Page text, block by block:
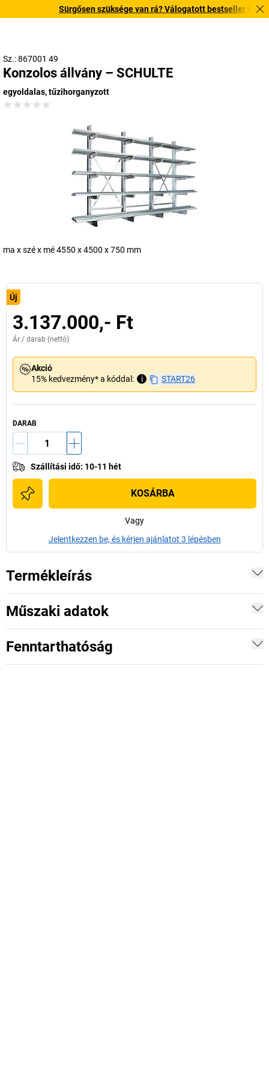
Sürgősen szüksége van rá? Válogatott bestseller
Sz.: 867001 49
Konzolos állvány – SCHULTE
egyoldalas, tűzihorganyzott
ma x szé x mé 4550 x 4500 x 750 mm
Új
3.137.000,- Ft
Ár / darab (nettó)
Akció
15% kedvezmény* a kóddal:
i START26
DARAB
Szállítási idő: 10-11 hét
KOSÁRBA
Vagy
Jelentkezzen be, és kérjen ajánlatot 3 lépésben
Termékleírás
Műszaki adatok
Fenntarthatóság